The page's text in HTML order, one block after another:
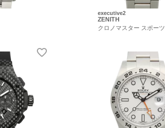
executive2
ZENITH
クロノマスター スポーツ